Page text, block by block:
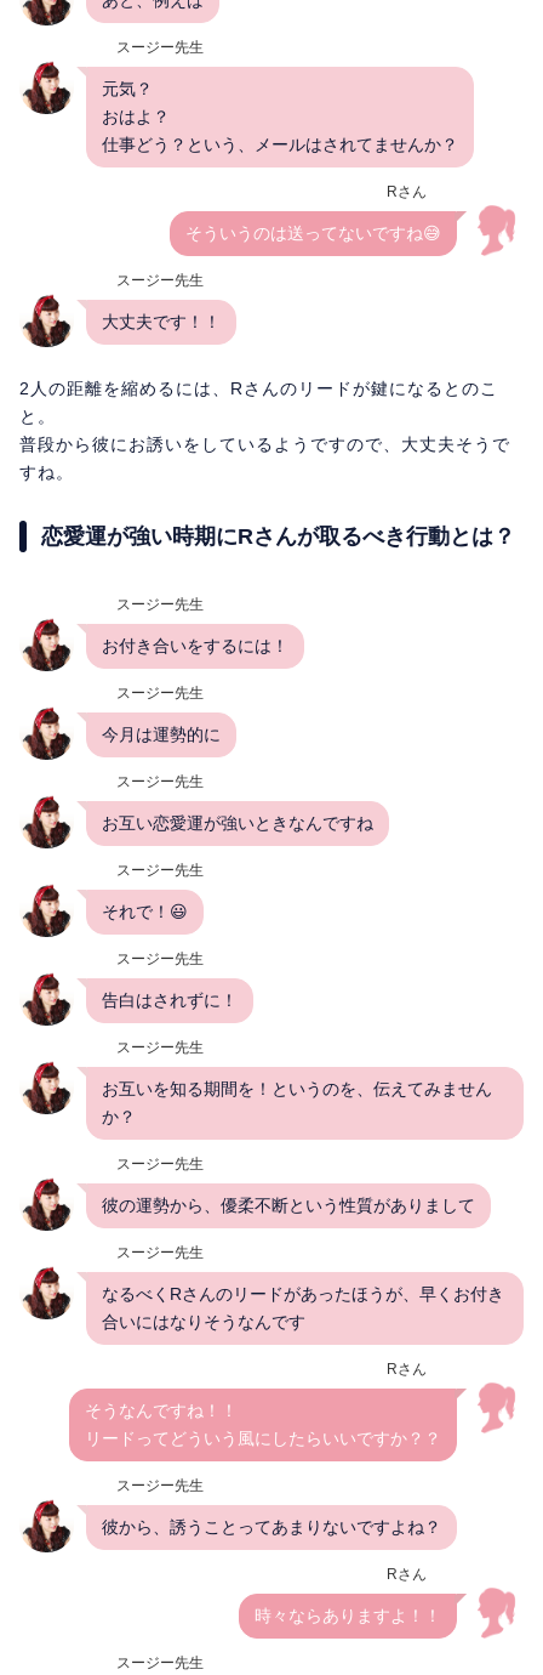
スージー先生
元気？
おはよ？
仕事どう？という、メールはされてませんか？
Rさん
そういうのは送ってないですね😅
スージー先生
大丈夫です！！
2人の距離を縮めるには、Rさんのリードが鍵になるとのこ
と。
普段から彼にお誘いをしているようですので、大丈夫そうで
すね。
恋愛運が強い時期にRさんが取るべき行動とは？
スージー先生
お付き合いをするには！
スージー先生
今月は運勢的に
スージー先生
お互い恋愛運が強いときなんですね
スージー先生
それで！😃
スージー先生
告白はされずに！
スージー先生
お互いを知る期間を！というのを、伝えてみません
か？
スージー先生
彼の運勢から、優柔不断という性質がありまして
スージー先生
なるべくRさんのリードがあったほうが、早くお付き
合いにはなりそうなんです
Rさん
そうなんですね！！
リードってどういう風にしたらいいですか？？
スージー先生
彼から、誘うことってあまりないですよね？
Rさん
時々ならありますよ！！
スージー先生